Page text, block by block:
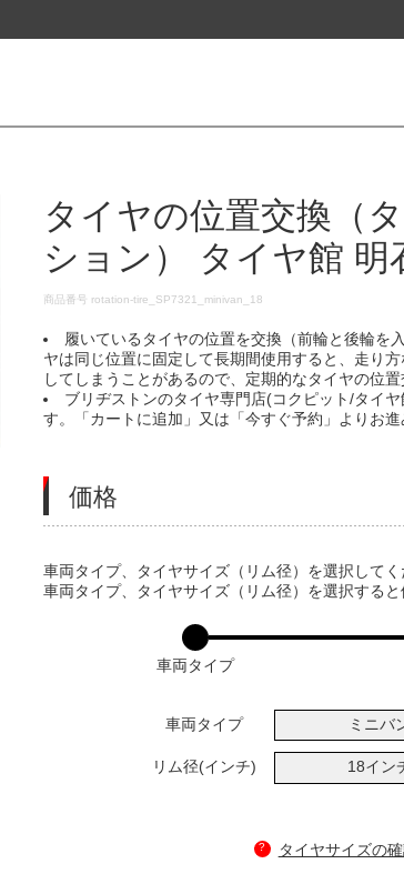
タイヤの位置交換（
ション） タイヤ館 明
DETAILS
商品番号 rotation-tire_SP7321_minivan_18
履いているタイヤの位置を交換（前輪と後輪を
ヤは同じ位置に固定して長期間使用すると、走り
してしまうことがあるので、定期的なタイヤの位置
ブリヂストンのタイヤ専門店(コクピット/タイ
す。「カートに追加」又は「今すぐ予約」よりお進
価格
VARIATIONS
車両タイプ、タイヤサイズ（リム径）を選択してく
車両タイプ、タイヤサイズ（リム径）を選択すると
車両タイプ
車両タイプ ミニバ
リム径(インチ) 18イン
? タイヤサイズの